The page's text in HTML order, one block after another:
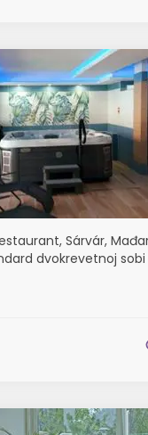
Sárvár,
dvokrevetnoj sobi